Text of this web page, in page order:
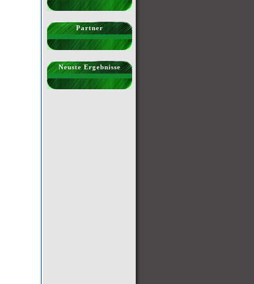
Partner
Neuste Ergebnisse